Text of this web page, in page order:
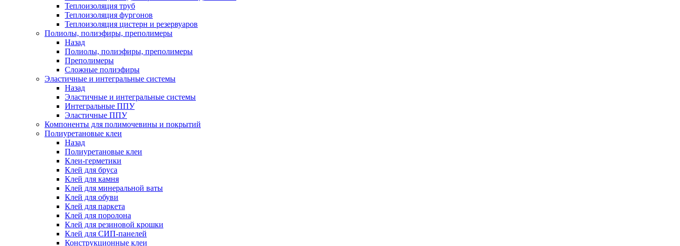
Теплоизоляция труб
Теплоизоляция фургонов
Теплоизоляция цистерн и резервуаров
Полиолы, полиэфиры, преполимеры
Назад
Полиолы, полиэфиры, преполимеры
Преполимеры
Сложные полиэфиры
Эластичные и интегральные системы
Назад
Эластичные и интегральные системы
Интегральные ППУ
Эластичные ППУ
Компоненты для полимочевины и покрытий
Полиуретановые клеи
Назад
Полиуретановые клеи
Клеи-герметики
Клей для бруса
Клей для камня
Клей для минеральной ваты
Клей для обуви
Клей для паркета
Клей для поролона
Клей для резиновой крошки
Клей для СИП-панелей
Конструкционные клеи